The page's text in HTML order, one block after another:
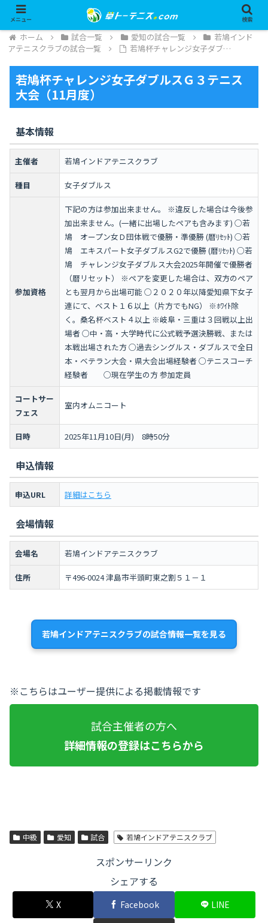
ホーム 試合一覧 愛知の試合一覧
若鳩インド
アテニスクラブの試合一覧
若鳩杯チャレンジ女子ダブ…
若鳩杯チャレンジ女子ダブルスＧ３テニス
大会（11月度）
基本情報
主催者 若鳩インドアテニスクラブ
種目 女子ダブルス
参加資格
下記の方は参加出来ません。 ※違反した場合は今後参
加出来ません。(一緒に出場したペアも含みます) ○若
鳩 オープン女Ｄ団体戦で優勝・準優勝 (暦ﾘｾｯﾄ) ○若
鳩 エキスパート女子ダブルスG2で優勝 (暦ﾘｾｯﾄ) ○若
鳩 チャレンジ女子ダブルス大会2025年開催で優勝者
（暦リセット） ※ペアを変更した場合は、双方のペア
とも翌月から出場可能 ○２０２０年以降愛知県下女子
連にて、ベスト１６以上（片方でもNG） ※ﾎﾜｲﾄ除
く。桑名杯ベスト４以上 ※岐阜・三重は３回戦以上出
場者 ○中・高・大学時代に公式戦予選決勝戦、または
本戦出場された方 ○過去シングルス・ダブルスで全日
本・ベテラン大会・県大会出場経験者 ○テニスコーチ
経験者 ○現在学生の方 参加定員
コートサー
フェス
室内オムニコート
日時 2025年11月10日(月) 8時50分
申込情報
申込URL 詳細はこちら
会場情報
会場名 若鳩インドアテニスクラブ
住所 〒496-0024 津島市半頭町東之割５１－１
若鳩インドアテニスクラブの試合情報一覧を見る
※こちらはユーザー提供による掲載情報です
試合主催者の方へ
詳細情報の登録はこちらから
中級 愛知 試合 若鳩インドアテニスクラブ
スポンサーリンク
シェアする
X Facebook LINE
メニュー 検索